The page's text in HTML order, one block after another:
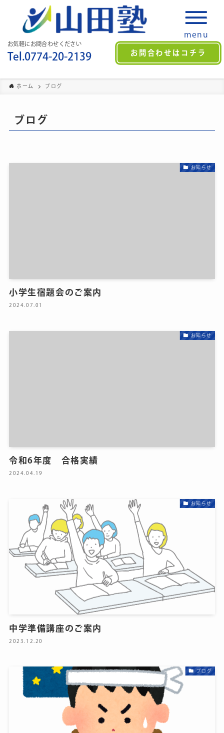
お気軽にお問合わせください
Tel.0774-20-2139 お問合わせはコチラ
menu
ホーム ブログ
ブログ
お知らせ
小学生宿題会のご案内
2024.07.01
お知らせ
令和6年度 合格実績
2024.04.19
お知らせ
中学準備講座のご案内
2023.12.20
ブログ